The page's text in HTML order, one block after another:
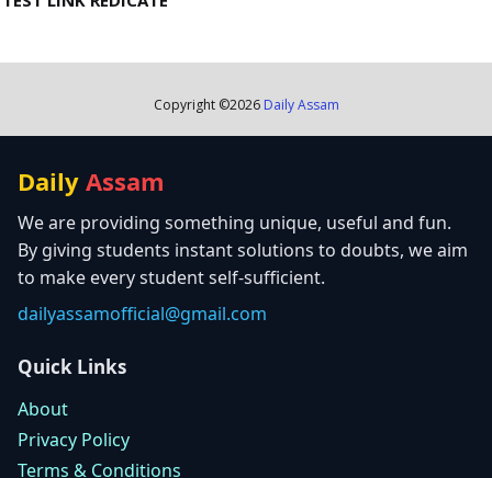
Copyright ©2026 Daily Assam
Daily Assam
We are providing something unique, useful and fun.
By giving students instant solutions to doubts, we aim
to make every student self-sufficient.
dailyassamofficial@gmail.com
Quick Links
About
Privacy Policy
Terms & Conditions